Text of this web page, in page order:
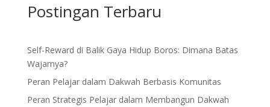
Postingan Terbaru
Self-Reward di Balik Gaya Hidup Boros: Dimana Batas
Wajarnya?
Peran Pelajar dalam Dakwah Berbasis Komunitas
Peran Strategis Pelajar dalam Membangun Dakwah